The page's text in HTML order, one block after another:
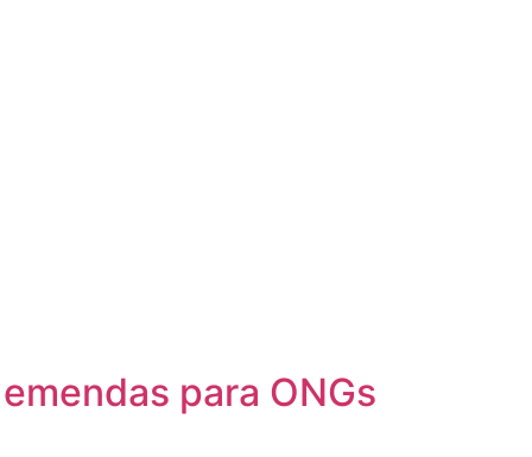
para ONGs